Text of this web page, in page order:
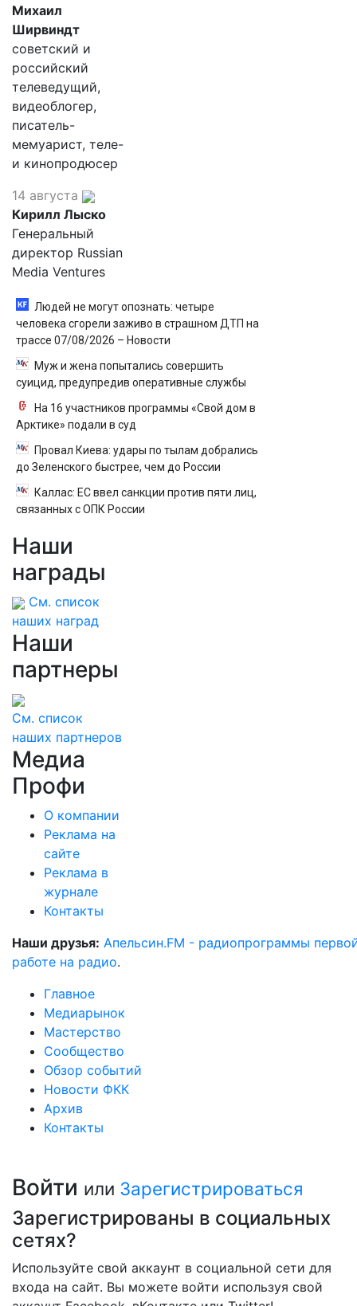
Михаил
Ширвиндт
советский и
российский
телеведущий,
видеоблогер,
писатель-
мемуарист, теле-
и кинопродюсер
14 августа
Кирилл Лыско
Генеральный
директор Russian
Media Ventures
Людей не могут опознать: четыре
человека сгорели заживо в страшном ДТП на
трассе 07/08/2026 – Новости
Муж и жена попытались совершить
суицид, предупредив оперативные службы
На 16 участников программы «Свой дом в
Арктике» подали в суд
Провал Киева: удары по тылам добрались
до Зеленского быстрее, чем до России
Каллас: ЕС ввел санкции против пяти лиц,
связанных с ОПК России
Наши
награды
См. список
наших наград
Наши
партнеры
См. список
наших партнеров
Медиа
Профи
О компании
Реклама на
сайте
Реклама в
журнале
Контакты
Наши друзья: Апельсин.FM - радиопрограммы
работе на радио.
Главное
Медиарынок
Мастерство
Сообщество
Обзор событий
Новости ФКК
Архив
Контакты
Войти или Зарегистрироваться
Зарегистрированы в социальных
сетях?
Используйте свой аккаунт в социальной сети для
входа на сайт. Вы можете войти используя свой